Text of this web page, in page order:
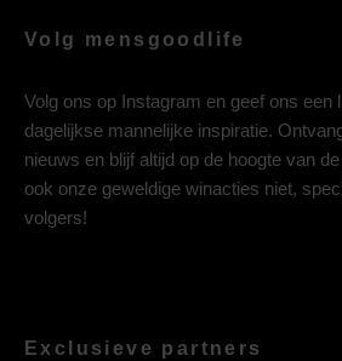
Volg mensgoodlife
Volg ons op Instagram en geef ons een
dagelijkse mannelijke inspiratie.
nieuws en blijf altijd op de hoogte van
ook onze geweldige winacties niet,
volgers!
Exclusieve partners